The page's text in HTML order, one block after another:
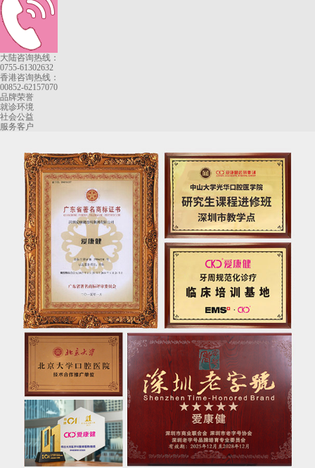
大陆咨询热线：
0755-61302632
香港咨询热线：
00852-62157070
品牌荣誉
就诊环境
社会公益
服务客户